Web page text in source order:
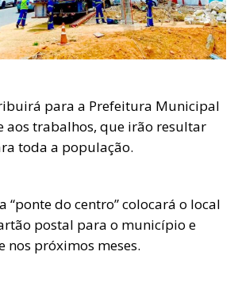
para a Prefeitura Municipal
aos trabalhos, que irão resultar
toda a população.
“ponte do centro” colocará o local
postal para o município e
nos próximos meses.